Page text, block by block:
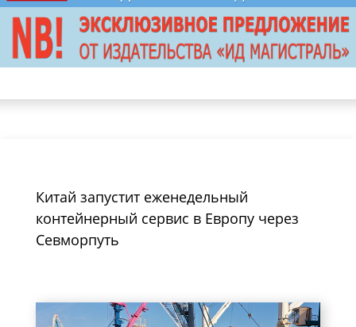
Китай запустит еженедельный
контейнерный сервис в Европу через
Севморпуть